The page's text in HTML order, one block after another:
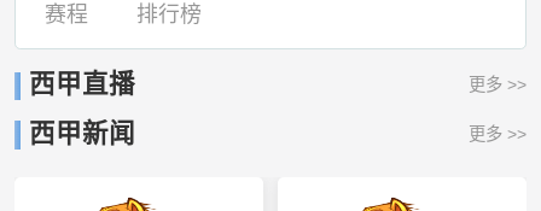
赛程 排行榜
西甲直播 更多 >>
西甲新闻 更多 >>